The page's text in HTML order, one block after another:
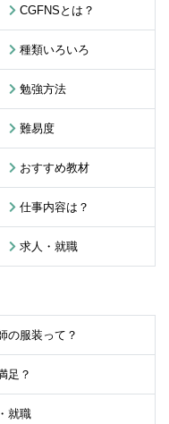
CGFNSとは？
種類いろいろ
勉強方法
難易度
おすすめ教材
仕事内容は？
求人・就職
の服装って？
足？
就職